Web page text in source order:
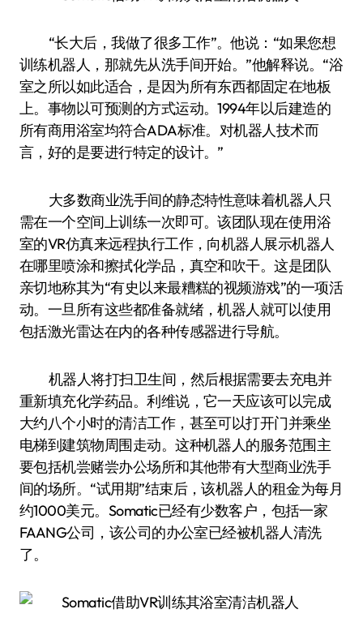
“长大后，我做了很多工作”。他说：“如果您想
训练机器人，那就先从洗手间开始。”他解释说。“浴
室之所以如此适合，是因为所有东西都固定在地板
上。事物以可预测的方式运动。1994年以后建造的
所有商用浴室均符合ADA标准。对机器人技术而
言，好的是要进行特定的设计。”
大多数商业洗手间的静态特性意味着机器人只
需在一个空间上训练一次即可。该团队现在使用浴
室的VR仿真来远程执行工作，向机器人展示机器人
在哪里喷涂和擦拭化学品，真空和吹干。这是团队
亲切地称其为“有史以来最糟糕的视频游戏”的一项活
动。一旦所有这些都准备就绪，机器人就可以使用
包括激光雷达在内的各种传感器进行导航。
机器人将打扫卫生间，然后根据需要去充电并
重新填充化学药品。利维说，它一天应该可以完成
大约八个小时的清洁工作，甚至可以打开门并乘坐
电梯到建筑物周围走动。这种机器人的服务范围主
要包括机尝赌尝办公场所和其他带有大型商业洗手
间的场所。“试用期”结束后，该机器人的租金为每月
约1000美元。Somatic已经有少数客户，包括一家
FAANG公司，该公司的办公室已经被机器人清洗
了。